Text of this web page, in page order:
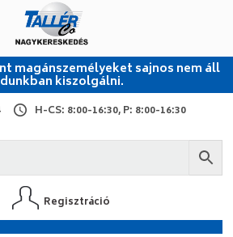
magánszemélyeket sajnos nem áll
kiszolgálni.
H-CS: 8:00-16:30, P: 8:00-16:30
Regisztráció